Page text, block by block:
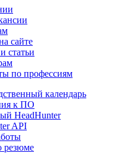
сайте
статьи
по профессиям
календарь
к ПО
HeadHunter
API
резюме